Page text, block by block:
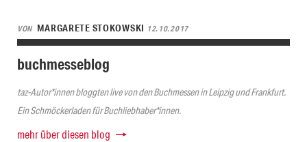
VON MARGARETE STOKOWSKI 12.10.2017
buchmesseblog
taz-Autor*innen bloggten live von den Buchmessen in Leipzig und Frankfurt.
Ein Schmöckerladen für Buchliebhaber*innen.
mehr über diesen blog